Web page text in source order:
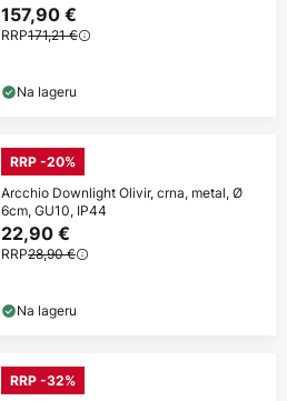
157,90 €
RRP171,21 €
Na lageru
RRP -20%
Arcchio Downlight Olivir, crna, metal, Ø
6cm, GU10, IP44
22,90 €
RRP28,90 €
Na lageru
RRP -32%